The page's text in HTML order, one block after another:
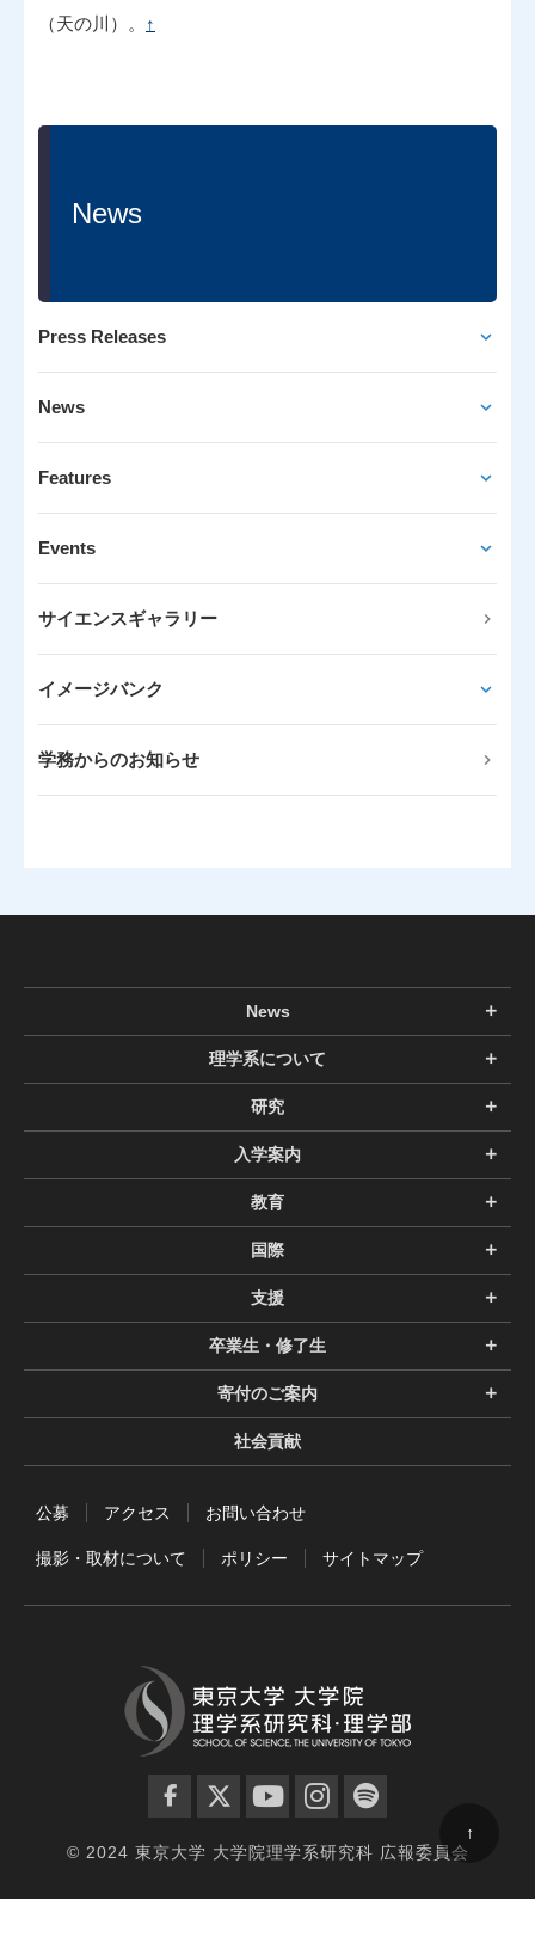
（天の川）。
↑
News
Press Releases
News
Features
Events
サイエンスギャラリー
イメージバンク
学務からのお知らせ
News
理学系について
研究
入学案内
教育
国際
支援
卒業生・修了生
寄付のご案内
社会貢献
公募 アクセス お問い合わせ
撮影・取材について ポリシー サイトマップ
© 2024 東京大学 大学院理学系研究科 広報委員会
↑